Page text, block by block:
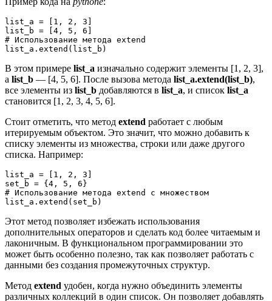
list_a = [1, 2, 3]
list_b = [4, 5, 6]
# Использование метода extend
В этом примере list_a изначально содержит элементы [1, 2, 3],
а list_b — [4, 5, 6]. После вызова метода list_a.extend(list_b),
все элементы из list_b добавляются в list_a, и список list_a
становится [1, 2, 3, 4, 5, 6].
Стоит отметить, что метод extend работает с любым
итерируемым объектом. Это значит, что можно добавить к
списку элементы из множества, строки или даже другого
списка. Например:
list_a = [1, 2, 3]
set_b = {4, 5, 6}
# Использование метода extend с множеством
Этот метод позволяет избежать использования
дополнительных операторов и сделать код более читаемым и
лаконичным. В функциональном программировании это
может быть особенно полезно, так как позволяет работать с
данными без создания промежуточных структур.
Метод extend удобен, когда нужно объединить элементы
различных коллекций в один список. Он позволяет добавлять